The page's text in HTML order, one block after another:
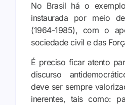
No Brasil há o
instaurada por meio
(1964-1985), com o
sociedade civil e das
É preciso ficar atento
discurso
deve ser sempre
inerentes, tais como: